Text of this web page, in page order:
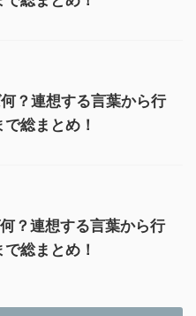
？連想する言葉から行
総まとめ！
？連想する言葉から行
総まとめ！